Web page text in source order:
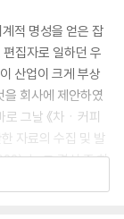
적 명성을 얻은 잡
집자로 일하던 우
산업이 크게 부상
회사에 제안하였
그날 《차ㆍ커피
자료의 수집 및 발
』는 그 결실 중 하